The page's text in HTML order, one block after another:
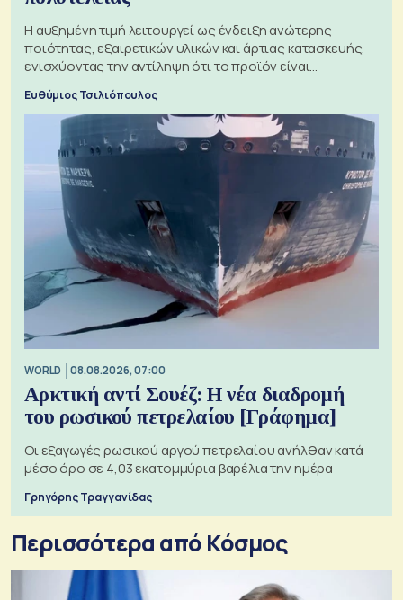
Η αυξημένη τιμή λειτουργεί ως ένδειξη ανώτερης
ποιότητας, εξαιρετικών υλικών και άρτιας κατασκευής,
ενισχύοντας την αντίληψη ότι το προϊόν είναι
Ευθύμιος Τσιλιόπουλος
WORLD 08.08.2026, 07:00
Αρκτική αντί Σουέζ: Η νέα διαδρομή
του ρωσικού πετρελαίου [Γράφημα]
Οι εξαγωγές ρωσικού αργού πετρελαίου ανήλθαν κατά
μέσο όρο σε 4,03 εκατομμύρια βαρέλια την ημέρα
Γρηγόρης Τραγγανίδας
Περισσότερα από Κόσμος